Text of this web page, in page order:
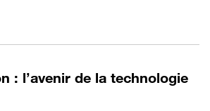
: l’avenir de la technologie